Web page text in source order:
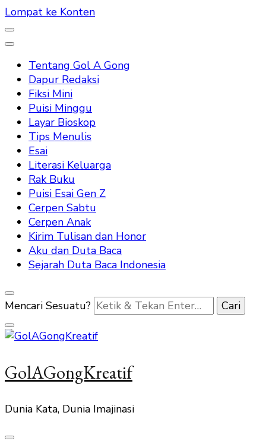
Lompat ke Konten
Tentang Gol A Gong
Dapur Redaksi
Fiksi Mini
Puisi Minggu
Layar Bioskop
Tips Menulis
Esai
Literasi Keluarga
Rak Buku
Puisi Esai Gen Z
Cerpen Sabtu
Cerpen Anak
Kirim Tulisan dan Honor
Aku dan Duta Baca
Sejarah Duta Baca Indonesia
Mencari Sesuatu?
GolAGongKreatif
Dunia Kata, Dunia Imajinasi